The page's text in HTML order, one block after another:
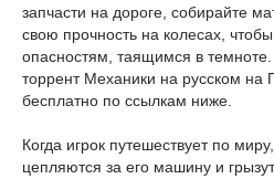
запчасти на дороге, собирайте
свою прочность на колесах,
опасностям, таящимся в темноте.
торрент Механики на русском на
бесплатно по ссылкам ниже.
Когда игрок путешествует по
цепляются за его машину и